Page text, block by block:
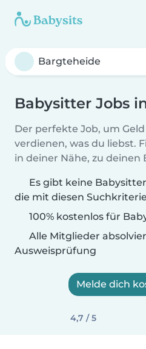
Babysitter Jobs
Der perfekte Job, um
verdienen, was du liebst.
in deiner Nähe, zu deinen
Es gibt keine
die mit diesen
100% kostenlos für
Alle Mitglieder
Ausweisprüfung
Melde dich
4,7 / 5